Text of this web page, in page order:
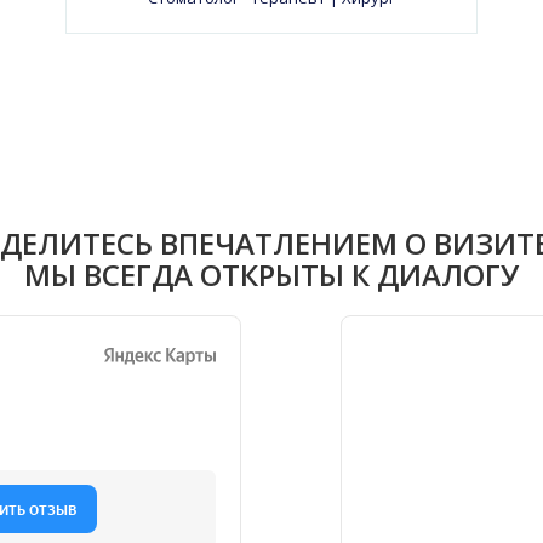
ВПЕЧАТЛЕНИЕМ О
МЫ ВСЕГДА ОТКРЫТЫ К ДИАЛОГУ